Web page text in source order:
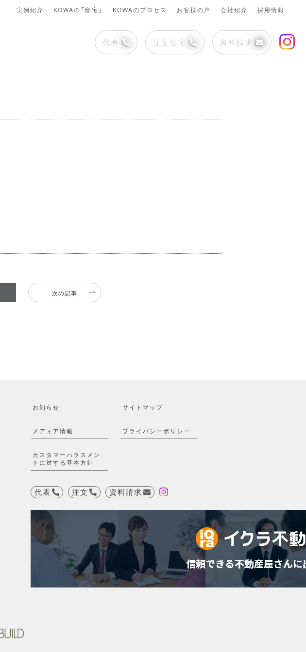
実例紹介 KOWAの「邸宅」 KOWAのプロセス お客様の声 会社紹介 採用情報
代表 注文住宅 資料請求
次の記事
お知らせ
メディア情報
カスタマーハラスメン
トに対する基本方針
代表 注文 資料請求
サイトマップ
プライバシーポリシー